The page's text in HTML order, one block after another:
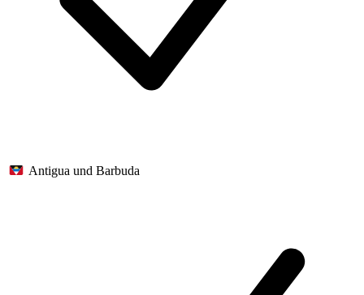
Antigua und Barbuda